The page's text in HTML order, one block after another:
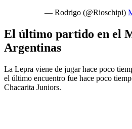
— Rodrigo (@Rioschipi)
El último partido en el
Argentinas
La Lepra viene de jugar hace poco
el último encuentro fue hace poco
Chacarita Juniors.